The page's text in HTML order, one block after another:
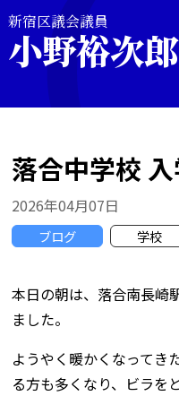
新宿区議会議員
小野裕次郎
落合中学校
2026年04月07日
ブログ 学校
本日の朝は、落合南長崎
ました。
ようやく暖かくなってき
る方も多くなり、ビラを